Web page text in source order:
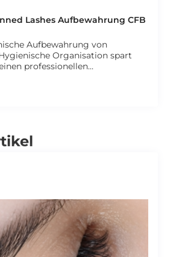
Lashes Aufbewahrung CFB
Aufbewahrung von
professionellen
bewahrst Du Deine
sortiert und jederzeit griffbereit
Platz für verschiedene
Gleichzeitig steigerst Du das
ideal für professionelle Lash
und mobile Anwendungen.